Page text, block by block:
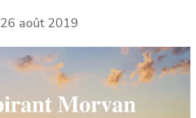
26 août 2019